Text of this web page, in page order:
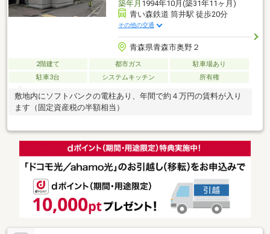
築年月 1994年10月(築31年11ヶ月)
青い森鉄道 筒井駅 徒歩20分
その他の交通
青森県青森市奥野２
2階建て 都市ガス
駐車場あり
駐車3台
システムキッチン 所有権
敷地内にソフトバンクの電柱あり、年間で約４万円の賃料が入り
ます（固定資産税の半額相当）